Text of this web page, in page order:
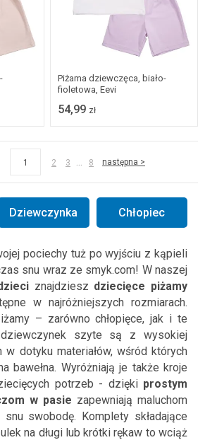
Dostępne w wielu
rozmiarach
Piżama dziewczęca, biało-
fioletowa, Eevi
54,99 zł
1 2 3 ... 8 następna >
Dziewczynka Chłopiec
pociechy tuż po wyjściu z kąpieli
snu wraz ze smyk.com! W naszej
znajdziesz dziecięce piżamy
w najróżniejszych rozmiarach.
– zarówno chłopięce, jak i te
szyte są z wysokiej
w dotyku materiałów, wśród których
bawełna. Wyróżniają je także kroje
potrzeb - dzięki prostym
w pasie zapewniają maluchom
swobodę. Komplety składające
na długi lub krótki rękaw to wciąż